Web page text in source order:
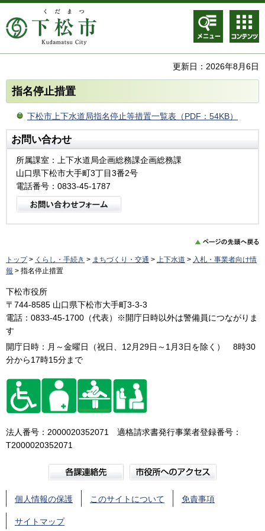
メニュ
ー
コンテ
ンツメ
ニュー
更新日：2026年8月6日
指名停止措置
下松市上下水道局指名停止等措置一覧表（PDF：54KB）
お問い合わせ
所属課室：上下水道局企画総務課企画総務課
山口県下松市大手町3丁目3番2号
電話番号：0833-45-1787
トップ> くらし・手続き > まちづくり・交通 > 上下水道 > 入札・事業者向け情
報 > 指名停止措置
下松市役所
〒744-8585 山口県下松市大手町3-3-3
電話：0833-45-1700（代表）※開庁日時以外は警備員につながりま
す
開庁日時：月～金曜日（祝日、12月29日～1月3日を除く） 8時30
分から17時15分まで
法人番号：2000020352071 適格請求書発行事業者登録番号：
T2000020352071
個人情報の保護 このサイトについて 免責事項
サイトマップ